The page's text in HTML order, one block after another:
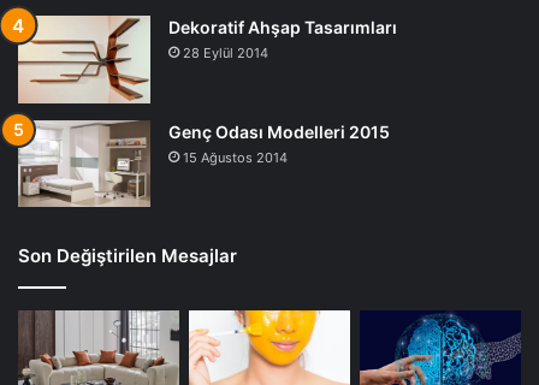
Dekoratif Ahşap Tasarımları
28 Eylül 2014
Genç Odası Modelleri 2015
15 Ağustos 2014
Son Değiştirilen Mesajlar